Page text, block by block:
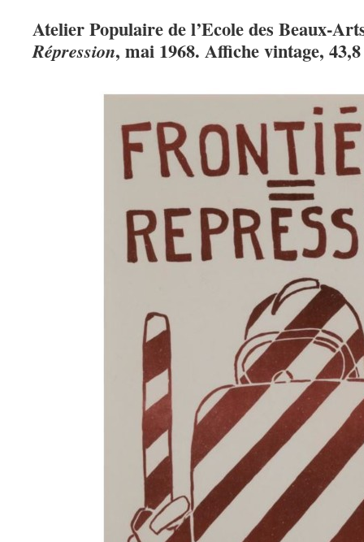
Atelier Populaire de l’Ecole des Beaux-
Répression, mai 1968. Affiche vintage,